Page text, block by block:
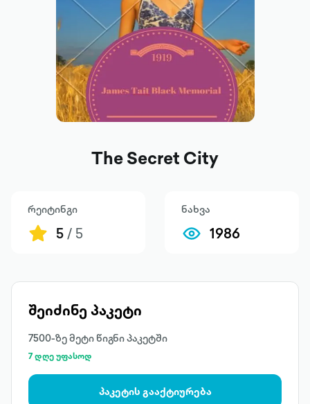
The Secret City
რეიტინგი
5/ 5
ნახვა
1986
შეიძინე პაკეტი
7500-ზე მეტი წიგნი პაკეტში
7 დღე უფასოდ
პაკეტის გააქტიურება